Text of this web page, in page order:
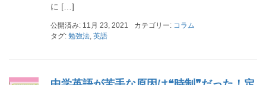
に […]
公開済み: 11月 23, 2021 カテゴリー: コラム
タグ: 勉強法 英語